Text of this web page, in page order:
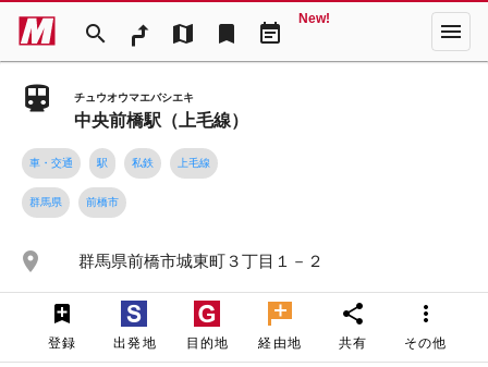
search map bookmark event_note
New! menu
チュウオウマエバシエキ
中央前橋駅（上毛線）
車・交通 駅 私鉄 上毛線
群馬県 前橋市
place 群馬県前橋市城東町３丁目１－２
登録 出発地 目的地 経由地
share
共有
more_vert
その他